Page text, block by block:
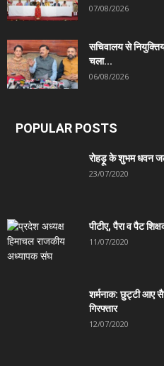
07/08/2026
सचिवालय से
चला...
06/08/2026
POPULAR POSTS
रोहड़ू के शुभम धवन
23/07/2020
पीटीए, पैरा व पैट
11/07/2020
शर्मनाक: छुट्टी आए
गिरफ्तार
12/07/2020